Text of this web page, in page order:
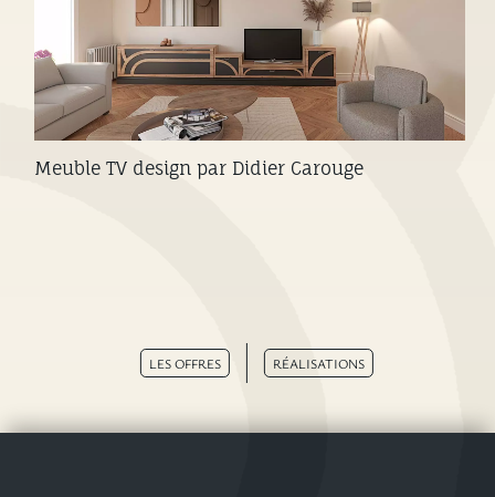
Meuble TV design par Didier Carouge
LES OFFRES RÉALISATIONS